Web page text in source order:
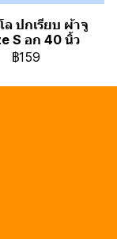
ล ปกเรียบ ผ้าจู
S อก 40 นิ้ว
฿159